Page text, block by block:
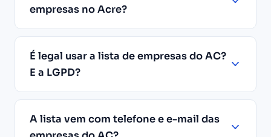
empresas no Acre?
É legal usar a lista de empresas do AC?
E a LGPD?
A lista vem com telefone e e-mail das